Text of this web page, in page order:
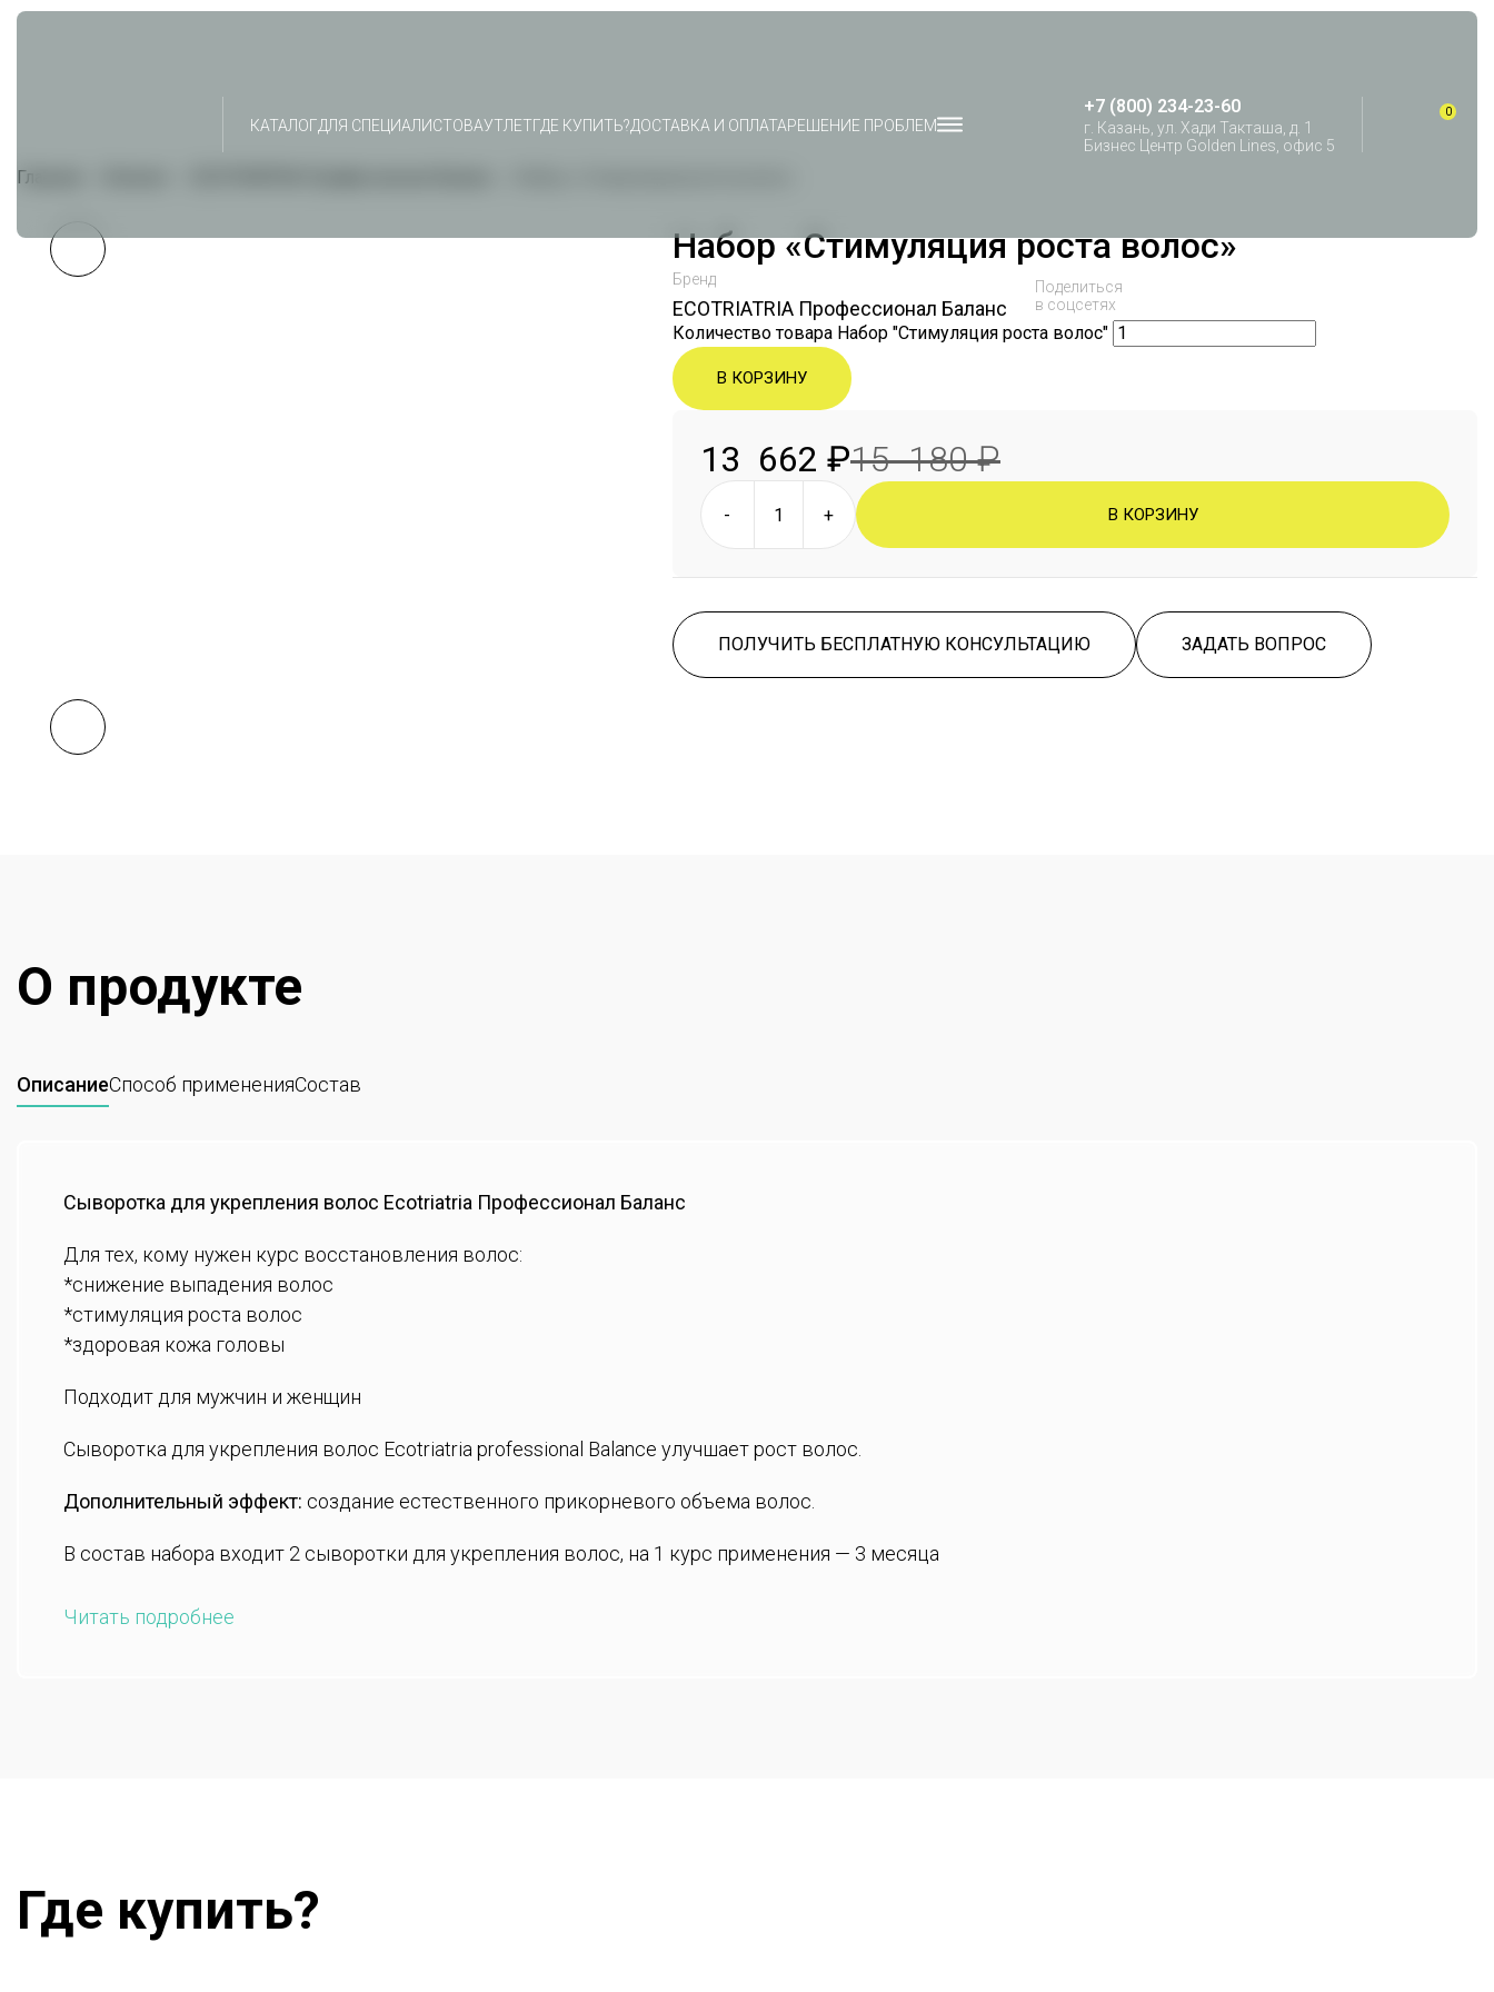
КАТАЛОГДЛЯ СПЕЦИАЛИСТОВАУТЛЕТГДЕ КУПИТЬ?ДОСТАВКА И ОПЛАТАРЕШЕНИЕ ПРОБЛЕМ
+7 (800) 234-23-60
г. Казань, ул. Хади Такташа, д. 1
Бизнес Центр Golden Lines, офис 5
0
Главная
Набор «Стимуляция роста волос»
Бренд
ECOTRIATRIA Профессионал Баланс
Поделиться
в соцсетях
Количество товара Набор "Стимуляция роста волос"
В КОРЗИНУ
13 662 ₽15 180₽
- + В КОРЗИНУ
ПОЛУЧИТЬ БЕСПЛАТНУЮ КОНСУЛЬТАЦИЮ ЗАДАТЬ ВОПРОС
О продукте
ОписаниеСпособ примененияСостав
Сыворотка для укрепления волос Ecotriatria Профессионал Баланс
Для тех, кому нужен курс восстановления волос:
*снижение выпадения волос
*стимуляция роста волос
*здоровая кожа головы
Подходит для мужчин и женщин
Сыворотка для укрепления волос Ecotriatria professional Balance улучшает рост волос.
Дополнительный эффект: создание естественного прикорневого объема волос.
В состав набора входит 2 сыворотки для укрепления волос, на 1 курс применения — 3 месяца
Читать подробнее
Где купить?